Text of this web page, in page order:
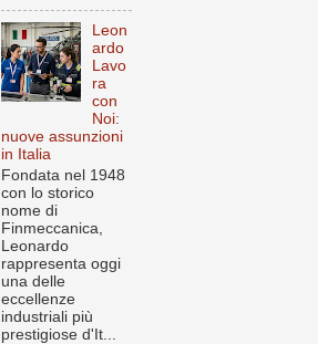
Leon
ardo
Lavo
ra
con
Noi:
nuove assunzioni
in Italia
Fondata nel 1948
con lo storico
nome di
Finmeccanica,
Leonardo
rappresenta oggi
una delle
eccellenze
industriali più
prestigiose d'It...